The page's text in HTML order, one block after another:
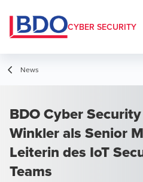
CYBER SECURITY
News
BDO Cyber
Winkler als Senior
Leiterin des IoT
Teams